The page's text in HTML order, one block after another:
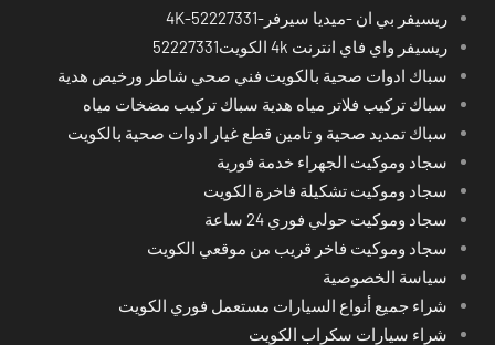
ريسيفر بي ان -ميديا سيرفر-4K-52227331
ريسيفر واي فاي انترنت 4k الكويت52227331
سباك ادوات صحية بالكويت فني صحي شاطر ورخيص هدية
سباك تركيب فلاتر مياه هدية سباك تركيب مضخات مياه
سباك تمديد صحية و تامين قطع غيار ادوات صحية بالكويت
سجاد وموكيت الجهراء خدمة فورية
سجاد وموكيت تشكيلة فاخرة الكويت
سجاد وموكيت حولي فوري 24 ساعة
سجاد وموكيت فاخر قريب من موقعي الكويت
سياسة الخصوصية
شراء جميع أنواع السيارات مستعمل فوري الكويت
شراء سيارات سكراب الكويت